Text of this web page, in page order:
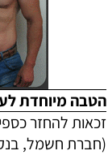
הטבה מיוחדת
(חברת חשמל,